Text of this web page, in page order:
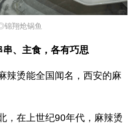
锦翔炝锅鱼
、主食，各有巧思
辣烫能全国闻名，西安的麻
，在上世纪90年代，麻辣烫